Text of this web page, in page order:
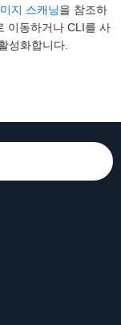
지 스캐닝을 참조하
이동하거나 CLI를 사
성화합니다.